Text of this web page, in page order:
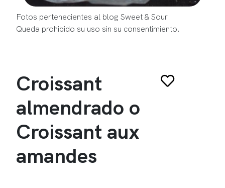
Fotos pertenecientes al blog Sweet & Sour.
Queda prohibido su uso sin su consentimiento.
Croissant
almendrado o
Croissant aux
amandes